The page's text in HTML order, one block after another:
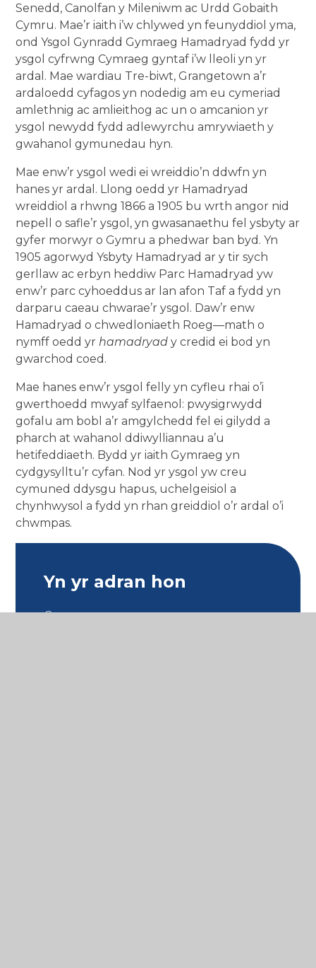
Senedd, Canolfan y Mileniwm ac Urdd Gobaith
Cymru. Mae’r iaith i’w chlywed yn feunyddiol yma,
ond Ysgol Gynradd Gymraeg Hamadryad fydd yr
ysgol cyfrwng Cymraeg gyntaf i’w lleoli yn yr
ardal. Mae wardiau Tre-biwt, Grangetown a’r
ardaloedd cyfagos yn nodedig am eu cymeriad
amlethnig ac amlieithog ac un o amcanion yr
ysgol newydd fydd adlewyrchu amrywiaeth y
gwahanol gymunedau hyn.
Mae enw’r ysgol wedi ei wreiddio’n ddwfn yn
hanes yr ardal. Llong oedd yr Hamadryad
wreiddiol a rhwng 1866 a 1905 bu wrth angor nid
nepell o safle’r ysgol, yn gwasanaethu fel ysbyty ar
gyfer morwyr o Gymru a phedwar ban byd. Yn
1905 agorwyd Ysbyty Hamadryad ar y tir sych
gerllaw ac erbyn heddiw Parc Hamadryad yw
enw’r parc cyhoeddus ar lan afon Taf a fydd yn
darparu caeau chwarae’r ysgol. Daw’r enw
Hamadryad o chwedloniaeth Roeg—math o
nymff oedd yr hamadryady credid ei bod yn
gwarchod coed.
Mae hanes enw’r ysgol felly yn cyfleu rhai o’i
gwerthoedd mwyaf sylfaenol: pwysigrwydd
gofalu am bobl a’r amgylchedd fel ei gilydd a
pharch at wahanol ddiwylliannau a’u
hetifeddiaeth. Bydd yr iaith Gymraeg yn
cydgysylltu’r cyfan. Nod yr ysgol yw creu
cymuned ddysgu hapus, uchelgeisiol a
chynhwysol a fydd yn rhan greiddiol o’r ardal o’i
chwmpas.
Yn yr adran hon
Croeso